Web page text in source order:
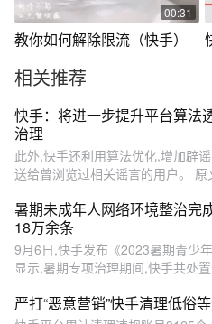
00:31
教你如何解除限流（快手）
相关推荐
快手：将进一步提升平台算法
治理
此外,快手还利用算法优化,增加辟
送给曾浏览过相关谣言的用户。
暑期未成年人网络环境整治完
18万余条
9月6日,快手发布《2023暑期青少
显示,暑期专项治理期间,快手共处
严打“恶意营销”快手清理低俗